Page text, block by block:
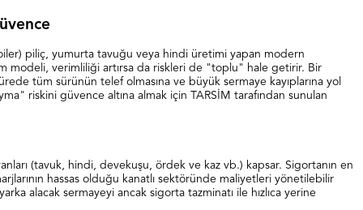
piliç, yumurta tavuğu veya hindi üretimi yapan modern
modeli, verimliliği artırsa da riskleri de "toplu" hale getirir. Bir
tüm sürünün telef olmasına ve büyük sermaye kayıplarına yol
riskini güvence altına almak için TARSİM tarafından sunulan
(tavuk, hindi, devekuşu, ördek ve kaz vb.) kapsar. Sigortanın en
hassas olduğu kanatlı sektöründe maliyetleri yönetilebilir
alacak sermayeyi ancak sigorta tazminatı ile hızlıca yerine